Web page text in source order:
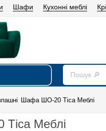
Шафи Кухонні меблі
Шафа ШО-20 Тіса Меблі
Меблі